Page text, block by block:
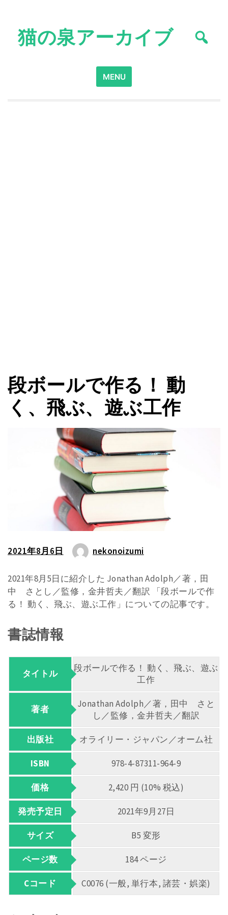
content猫の泉アーカイブ
Search
for:
MENU
段ボールで作る！ 動
く、飛ぶ、遊ぶ工作
2021年8月6日 nekonoizumi
2021年8月5日に紹介した Jonathan Adolph／著，田
中 さとし／監修，金井哲夫／翻訳 「段ボールで作
る！ 動く、飛ぶ、遊ぶ工作」についての記事です。
書誌情報
タイトル
段ボールで作る！ 動く、飛ぶ、遊ぶ
工作
著者
Jonathan Adolph／著，田中 さと
し／監修，金井哲夫／翻訳
出版社 オライリー・ジャパン／オーム社
ISBN 978-4-87311-964-9
価格 2,420 円 (10% 税込)
発売予定日 2021年9月27日
サイズ B5 変形
ページ数 184 ページ
Cコード C0076 (一般, 単行本, 諸芸・娯楽)